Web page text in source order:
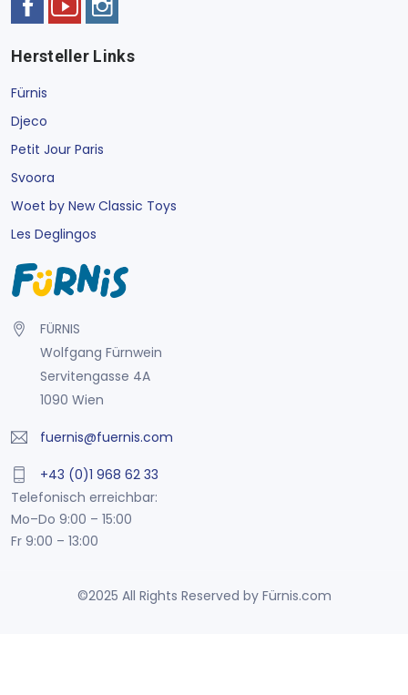
Hersteller Links
Fürnis
Djeco
Petit Jour Paris
Svoora
Woet by New Classic Toys
Les Deglingos
FÜRNIS
Wolfgang Fürnwein
Servitengasse 4A
1090 Wien
fuernis@fuernis.com
+43 (0)1 968 62 33
Telefonisch erreichbar:
Mo–Do 9:00 – 15:00
Fr 9:00 – 13:00
©2025 All Rights Reserved by Fürnis.com